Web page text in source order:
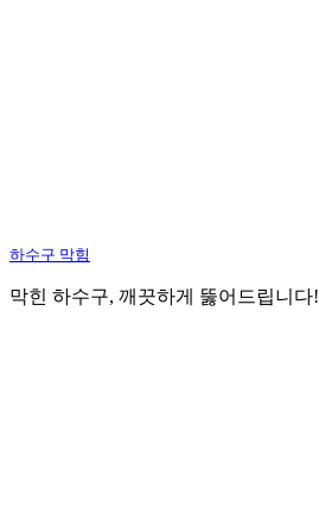
하수구 막힘
막힌 하수구, 깨끗하게 뚫어드립니다!